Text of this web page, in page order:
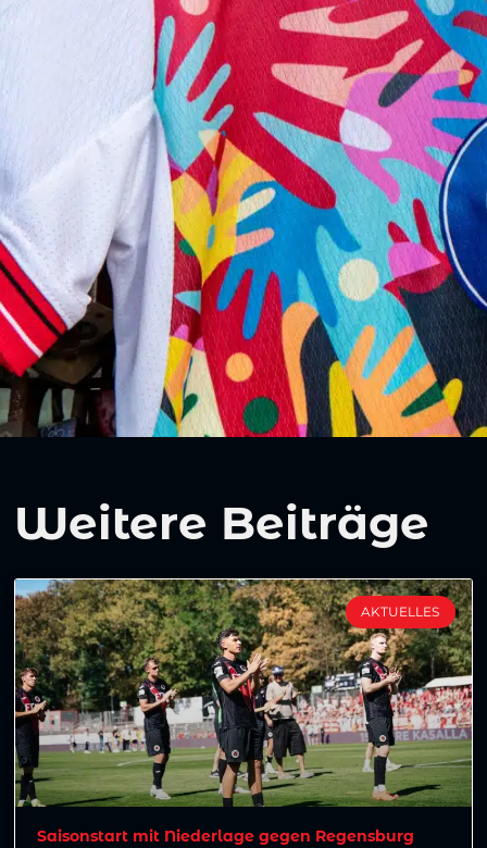
Weitere Beiträge
AKTUELLES
Saisonstart mit Niederlage gegen Regensburg